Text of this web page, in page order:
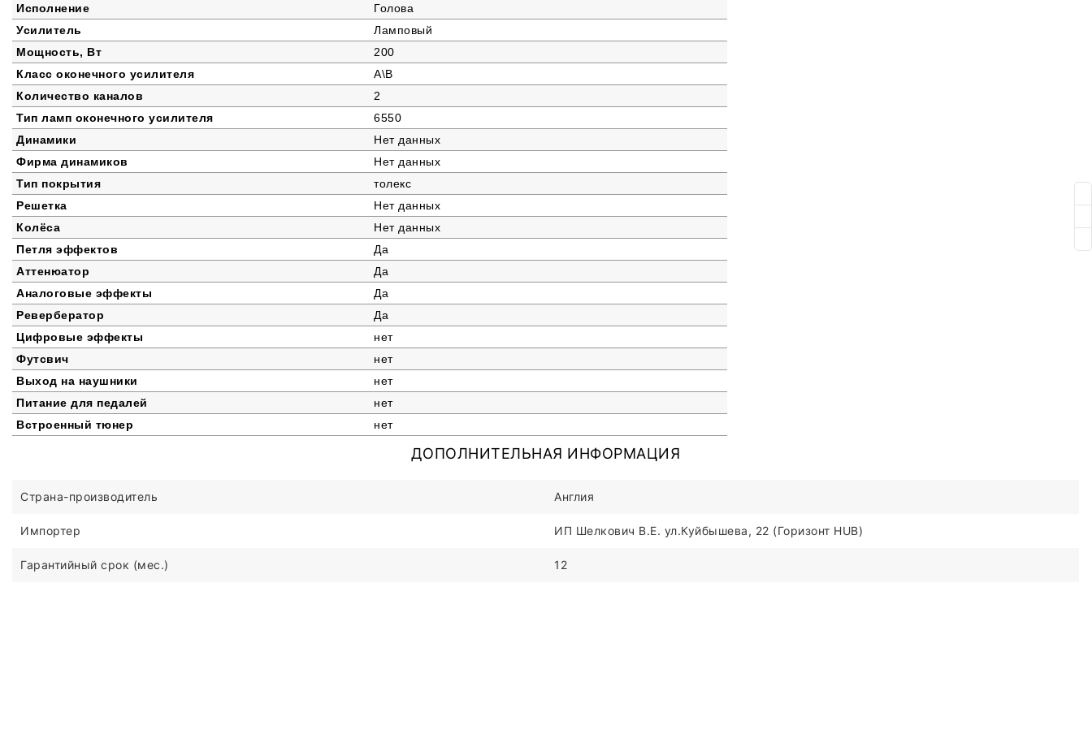
Исполнение
Голова
Усилитель
Ламповый
Мощность, Вт
200
Класс оконечного усилителя
А\B
Количество каналов
2
Тип ламп оконечного усилителя
6550
Динамики
Нет данных
Фирма динамиков
Нет данных
Тип покрытия
толекс
Решетка
Нет данных
Колёса
Нет данных
Петля эффектов
Да
Аттенюатор
Да
Аналоговые эффекты
Да
Ревербератор
Да
Цифровые эффекты
нет
Футсвич
нет
Выход на наушники
нет
Питание для педалей
нет
Встроенный тюнер
нет
ДОПОЛНИТЕЛЬНАЯ ИНФОРМАЦИЯ
Страна-производитель Англия
Импортер ИП Шелкович В.Е. ул.Куйбышева, 22 (Горизонт HUB)
Гарантийный срок (мес.) 12